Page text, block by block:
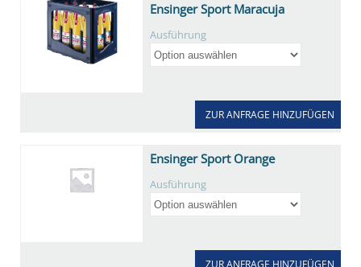
Ensinger Sport Maracuja
Ausführung
ZUR ANFRAGE HINZUFÜGEN
Ensinger Sport Orange
Ausführung